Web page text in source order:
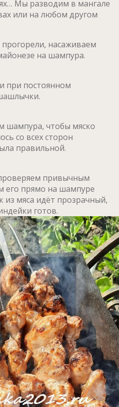
Мы разводим в мангале
или на любом другом
насаживаем
на шампура.
при постоянном
шампура, чтобы мяско
со всех сторон
правильной.
привычным
его прямо на шампуре
мяса идёт прозрачный,
готов.